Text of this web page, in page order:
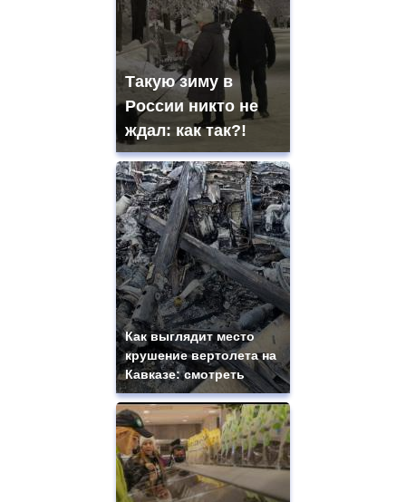
Такую зиму в
России никто не
ждал: как так?!
Как выглядит место
крушение вертолета на
Кавказе: смотреть